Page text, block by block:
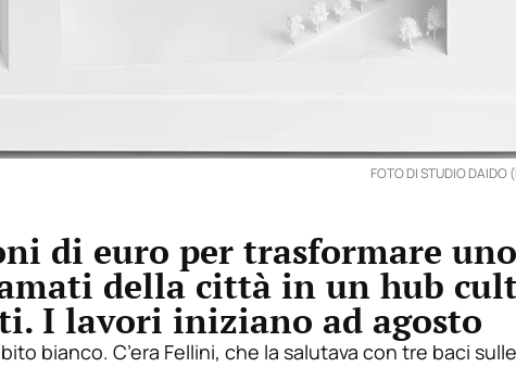
FOTO DI STUDIO DAIDO
di euro per trasformare
della città in un hub
I lavori iniziano ad agosto
bianco. C’era Fellini, che la salutava con tre baci